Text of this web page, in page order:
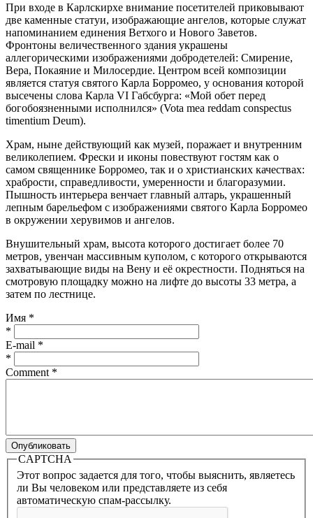
При входе в Карлскирхе внимание посетителей приковывают
две каменные статуи, изображающие ангелов, которые служат
напоминанием единения Ветхого и Нового Заветов.
Фронтоны величественного здания украшены
аллегорическими изображениями добродетелей: Смирение,
Вера, Покаяние и Милосердие. Центром всей композиции
является статуя святого Карла Борромео, у основания которой
высечены слова Карла VI Габсбурга: «Мой обет перед
богобоязненными исполнился» (Vota mea reddam conspectus
timentium Deum).
Храм, ныне действующий как музей, поражает и внутренним
великолепием. Фрески и иконы повествуют гостям как о
самом священнике Борромео, так и о христианских качествах:
храбрости, справедливости, умеренности и благоразумии.
Пышность интерьера венчает главный алтарь, украшенный
лепным барельефом с изображениями святого Карла Борромео
в окружении херувимов и ангелов.
Внушительный храм, высота которого достигает более 70
метров, увенчан массивным куполом, с которого открываются
захватывающие виды на Вену и её окрестности. Подняться на
смотровую площадку можно на лифте до высоты 33 метра, а
затем по лестнице.
Имя *
*
E-mail *
*
Comment *
CAPTCHA
Этот вопрос задается для того, чтобы выяснить, являетесь
ли Вы человеком или представляете из себя
автоматическую спам-рассылку.